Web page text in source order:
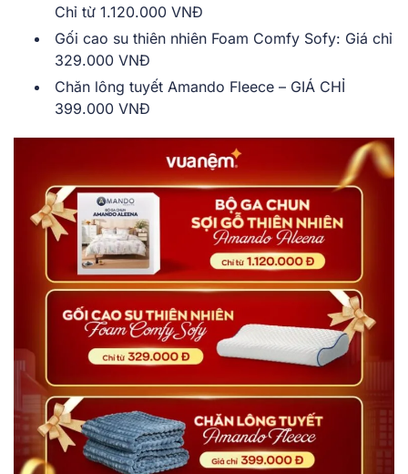
Chỉ từ 1.120.000 VNĐ
Gối cao su thiên nhiên Foam Comfy Sofy: Giá chỉ
329.000 VNĐ
Chăn lông tuyết Amando Fleece – GIÁ CHỈ
399.000 VNĐ